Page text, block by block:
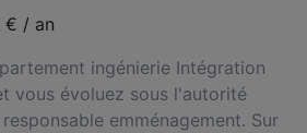
€ / an
ingénierie Intégration
vous évoluez sous l'autorité
emménagement. Sur